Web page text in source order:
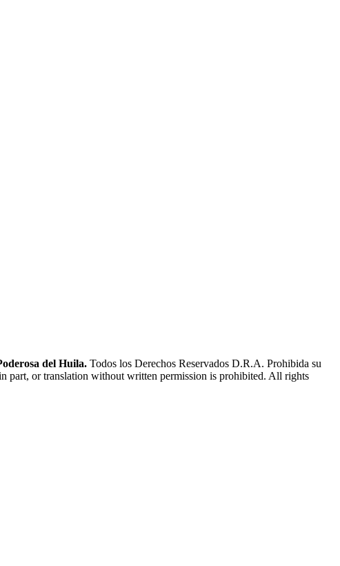
del Huila. Todos los Derechos Reservados D.R.A. Prohibida su
part, or translation without written permission is prohibited. All rights